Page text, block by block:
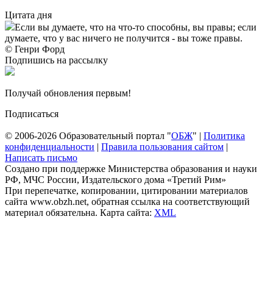
Цитата дня
Если вы думаете, что на что-то способны, вы правы; если
думаете, что у вас ничего не получится - вы тоже правы.
© Генри Форд
Подпишись на рассылку
Получай обновления первым!
Подписаться
© 2006-2026 Образовательный портал "ОБЖ" | Политика
конфиденциальности | Правила пользования сайтом |
Написать письмо
Создано при поддержке Министерства образования и науки
РФ, МЧС России, Издательского дома «Третий Рим»
При перепечатке, копировании, цитировании материалов
сайта www.obzh.net, обратная ссылка на соответствующий
материал обязательна. Карта сайта: XML